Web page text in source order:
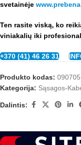
svetainėje
Ten rasite viską, ko
viniakalių iki
+370 (41) 46 26 31
Produkto kodas: 090705
Kategorija: Sąsagos-
Dalintis: